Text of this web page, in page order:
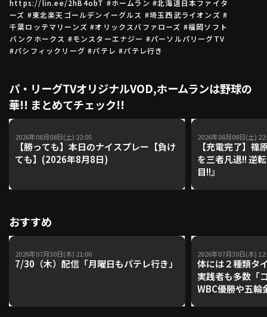
運営会社（別ウィンドウで開く） よくある質問
特定商取引法の表示 アルバイト募集（別ウィンドウで開く
動画を検索（選手・チーム・プレー内容…）
https://lin.ee/2hB4obT #ホームラン #北海道日本ファイタ
ーズ #東北楽天ゴールデンイーグルス #埼玉西武ライオンズ #
千葉ロッテマリーンズ #オリックスバファローズ #福岡ソフト
バンクホークス #モンスターエナジー #パーソルパリーグTV
#パシフィックリーグ #パテレ #パテレ行き
パ・リーグTVオリジナルVOD,ホームランは野球の
華!! まとめてチェック!!
2026年08月08日(土) 22:05
【勝っても】本日のナイスプレー【負け
ても】(2026年8月8日)
2026年08月08日(土)
【充電完了】篠
を三者凡退!! 逆
目!!』
おすすめ
2026年07月30日(木) 21:00
7/30（木）配信「月曜日もパテレ行き」
2026年07月30日(木)
体には２種類タ
実践者も多数「
WBC優勝や五輪